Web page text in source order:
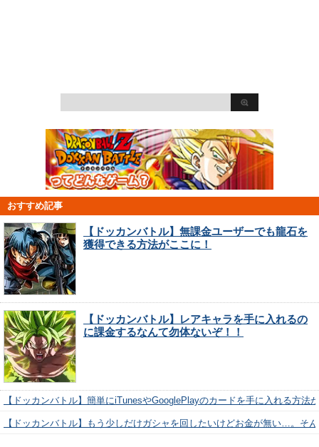
おすすめ記事
【ドッカンバトル】無課金ユーザーでも龍石を
獲得できる方法がここに！
【ドッカンバトル】レアキャラを手に入れるの
に課金するなんて勿体ないぞ！！
【ドッカンバトル】簡単にiTunesやGooglePlayのカードを手に入れる方法
【ドッカンバトル】もう少しだけガシャを回したいけどお金が無い…。そ